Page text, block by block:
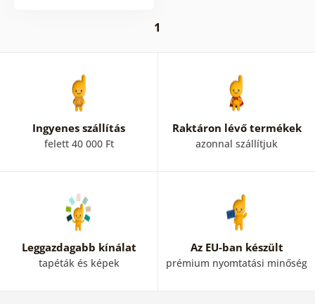
1
Ingyenes szállítás
felett 40 000 Ft
Raktáron lévő termékek
azonnal szállítjuk
Leggazdagabb kínálat
tapéták és képek
Az EU-ban készült
prémium nyomtatási minőség